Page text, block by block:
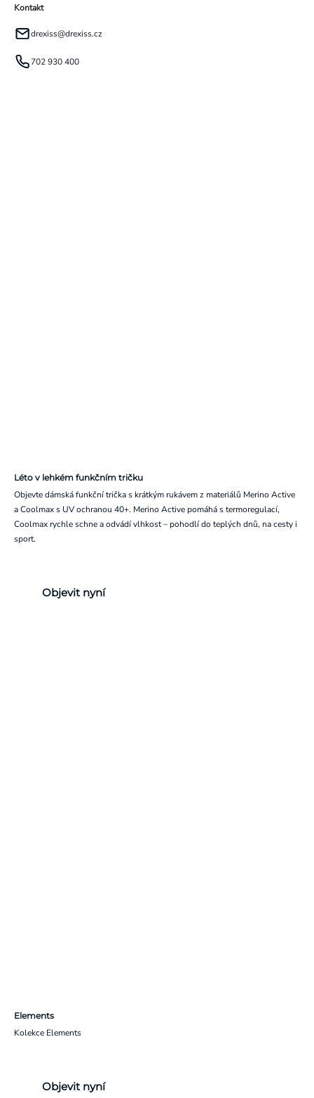
Kontakt
drexiss@drexiss.cz
702 930 400
Léto v lehkém funkčním tričku
Objevte dámská funkční trička s krátkým rukávem z materiálů Merino Active
a Coolmax s UV ochranou 40+. Merino Active pomáhá s termoregulací,
Coolmax rychle schne a odvádí vlhkost – pohodlí do teplých dnů, na cesty i
sport.
Objevit nyní
Elements
Kolekce Elements
Objevit nyní